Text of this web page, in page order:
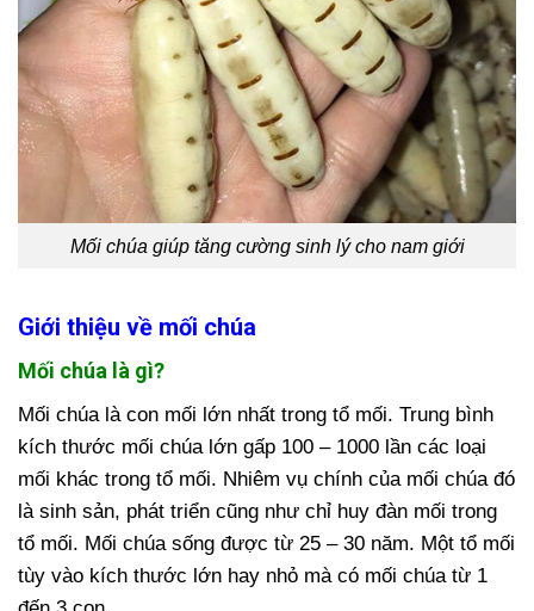
Mối chúa giúp tăng cường sinh lý cho nam giới
Giới thiệu về mối chúa
Mối chúa là gì?
Mối chúa là con mối lớn nhất trong tổ mối. Trung bình
kích thước mối chúa lớn gấp 100 – 1000 lần các loại
mối khác trong tổ mối. Nhiêm vụ chính của mối chúa đó
là sinh sản, phát triển cũng như chỉ huy đàn mối trong
tổ mối. Mối chúa sống được từ 25 – 30 năm. Một tổ mối
tùy vào kích thước lớn hay nhỏ mà có mối chúa từ 1